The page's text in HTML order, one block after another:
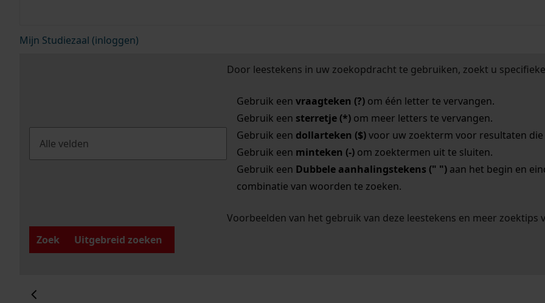
Mijn Studiezaal (inloggen)
Door leestekens in uw zoekopdracht te gebruiken, zoekt u
Gebruik een vraagteken (?)om één letter te vervangen.
Gebruik een sterretje (*)om meer letters te vervangen.
Gebruik een dollarteken ($)voor uw zoekterm voor resultaten die
Gebruik een minteken (-)om zoektermen uit te sluiten.
Gebruik een Dubbele aanhalingstekens (" ")aan het begin en
combinatie van woorden te zoeken.
Voorbeelden van het gebruik van deze leestekens en meer zoektips
Zoek
Uitgebreid zoeken